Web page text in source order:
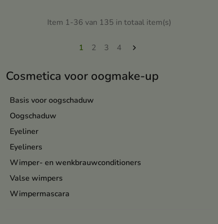
Cosmetica voor oogmake-up
Basis voor oogschaduw
Oogschaduw
Eyeliner
Eyeliners
Wimper- en wenkbrauwconditioners
Valse wimpers
Wimpermascara
Item 1-36 van 135 in totaal item(s)
1 2 3 4 